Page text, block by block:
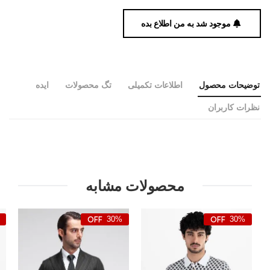
موجود شد به من اطلاع بده
توضیحات محصول اطلاعات تکمیلی تگ محصولات ایده
نظرات کاربران
محصولات مشابه
30%
30%